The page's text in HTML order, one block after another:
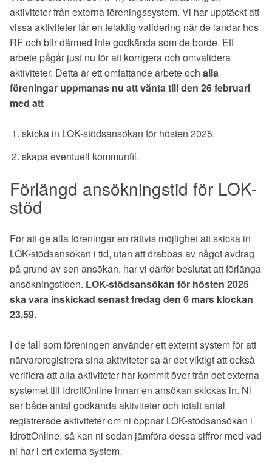
aktiviteter från externa föreningssystem. Vi har upptäckt att
vissa aktiviteter får en felaktig validering när de landar hos
RF och blir därmed inte godkända som de borde. Ett
arbete pågår just nu för att korrigera och omvalidera
aktiviteter. Detta är ett omfattande arbete och alla
föreningar uppmanas nu att vänta till den 26 februari
med att
skicka in LOK-stödsansökan för hösten 2025.
skapa eventuell kommunfil.
Förlängd ansökningstid för LOK-
stöd
För att ge alla föreningar en rättvis möjlighet att skicka in
LOK-stödsansökan i tid, utan att drabbas av något avdrag
på grund av sen ansökan, har vi därför beslutat att förlänga
ansökningstiden. LOK-stödsansökan för hösten 2025
ska vara inskickad senast fredag den 6 mars klockan
23.59.
I de fall som föreningen använder ett externt system för att
närvaroregistrera sina aktiviteter så är det viktigt att också
verifiera att alla aktiviteter har kommit över från det externa
systemet till IdrottOnline innan en ansökan skickas in. Ni
ser både antal godkända aktiviteter och totalt antal
registrerade aktiviteter om ni öppnar LOK-stödsansökan i
IdrottOnline, så kan ni sedan jämföra dessa siffror med vad
ni har i ert externa system.